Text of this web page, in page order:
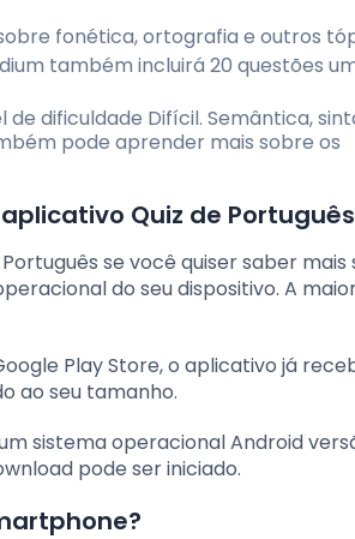
fonética, ortografia e outros
também incluirá 20 questões
dificuldade Difícil. Semântica,
pode aprender mais sobre os
Quiz de
se você quiser saber mais
do seu dispositivo. A
Play Store, o aplicativo já
ao seu tamanho.
sistema operacional Android
pode ser iniciado.